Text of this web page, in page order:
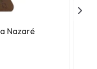
Nazaré